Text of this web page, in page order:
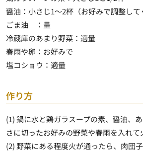
醤油：小さじ1～2杯（お好みで調整して
ごま油 ：量
冷蔵庫のあまり野菜：適量
春雨や卵：お好みで
塩コショウ：適量
作り方
(1) 鍋に水と鶏ガラスープの素、醤油、
さに切ったお好みの野菜や春雨を入れて
(2) 野菜にある程度火が通ったら、肉団